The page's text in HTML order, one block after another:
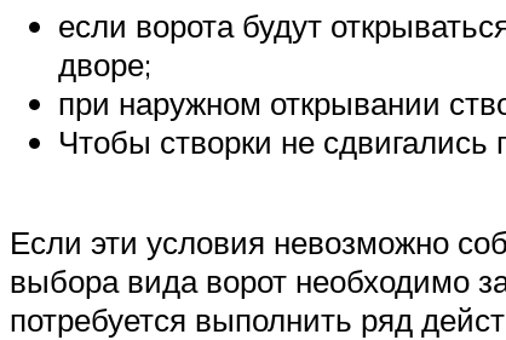
если ворота будут
дворе;
при наружном открывании
Чтобы створки не
Если эти условия невозможно
выбора вида ворот необходимо
потребуется выполнить ряд